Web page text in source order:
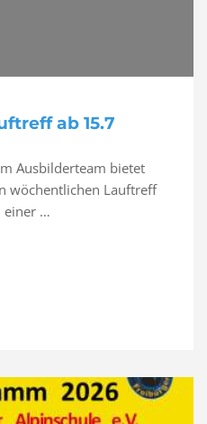
ab 15.7
Ausbilderteam bietet
wöchentlichen Lauftreff
einer …